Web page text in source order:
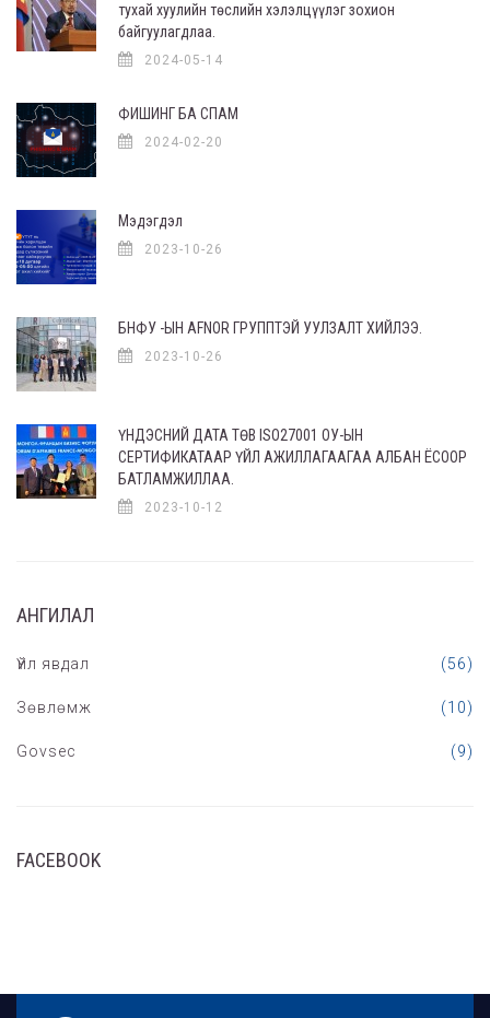
тухай хуулийн төслийн хэлэлцүүлэг зохион
байгуулагдлаа.
2024-05-14
ФИШИНГ БА СПАМ
2024-02-20
Мэдэгдэл
2023-10-26
БНФУ -ЫН AFNOR ГРУППТЭЙ УУЛЗАЛТ ХИЙЛЭЭ.
2023-10-26
ҮНДЭСНИЙ ДАТА ТӨВ ISO27001 ОУ-ЫН
СЕРТИФИКАТААР ҮЙЛ АЖИЛЛАГААГАА АЛБАН ЁСООР
БАТЛАМЖИЛЛАА.
2023-10-12
АНГИЛАЛ
Үйл явдал (56)
Зөвлөмж (10)
Govsec (9)
FACEBOOK